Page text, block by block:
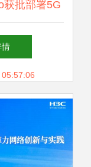
获批部署5G
鲲鹏生态
情